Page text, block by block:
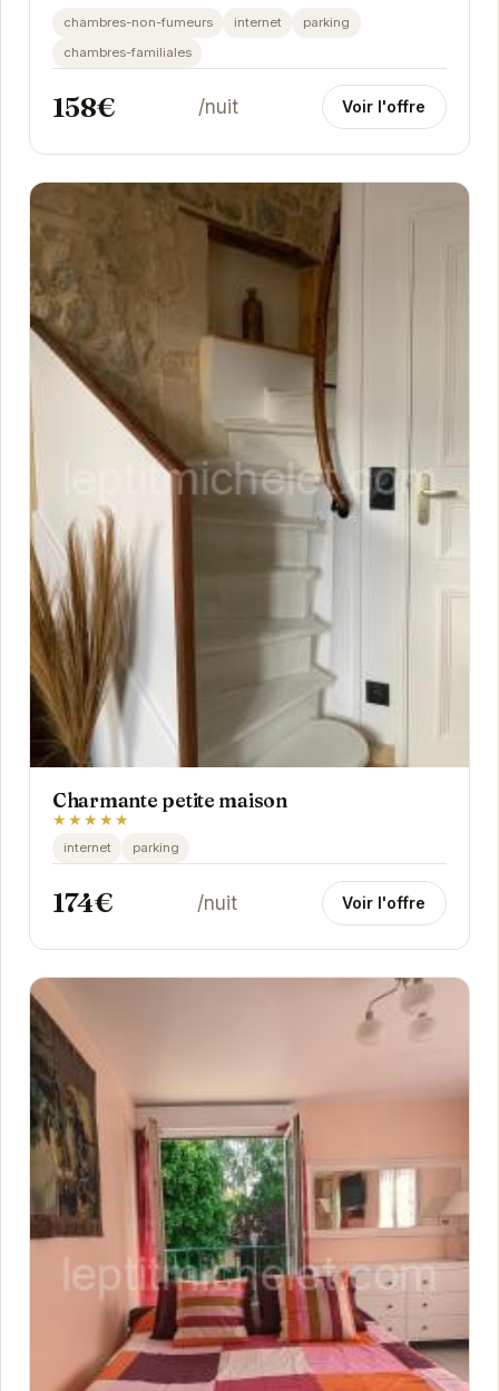
débarquement et les charmes de la Normandie.
chambres-non-fumeurs internet
parking
chambres-familiales
158€ /nuit Voir l'offre
Charmante petite maison
★★★★★
internet parking
174€ /nuit Voir l'offre